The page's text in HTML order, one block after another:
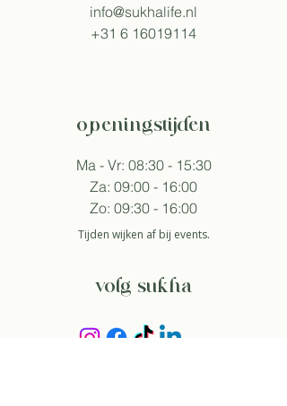
info@sukhalife.nl
+31 6 16019114
openingstijden
Ma - Vr: 08:30 - 15:30
Za: 09:00 - 16:00
Zo: 09:30 - 16:00
Tijden wijken af bij events.
volg sukha